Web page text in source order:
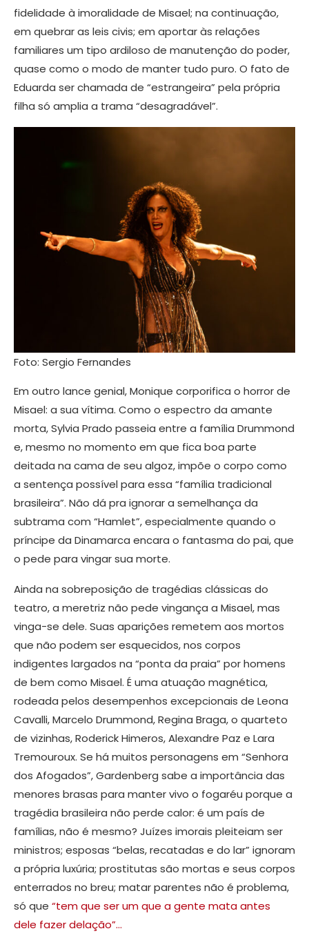
fidelidade à imoralidade de Misael; na continuação,
em quebrar as leis civis; em aportar às relações
familiares um tipo ardiloso de manutenção do poder,
quase como o modo de manter tudo puro. O fato de
Eduarda ser chamada de “estrangeira” pela própria
filha só amplia a trama “desagradável”.
Foto: Sergio Fernandes
Em outro lance genial, Monique corporifica o horror de
Misael: a sua vítima. Como o espectro da amante
morta, Sylvia Prado passeia entre a família Drummond
e, mesmo no momento em que fica boa parte
deitada na cama de seu algoz, impõe o corpo como
a sentença possível para essa “família tradicional
brasileira”. Não dá pra ignorar a semelhança da
subtrama com “Hamlet”, especialmente quando o
príncipe da Dinamarca encara o fantasma do pai, que
o pede para vingar sua morte.
Ainda na sobreposição de tragédias clássicas do
teatro, a meretriz não pede vingança a Misael, mas
vinga-se dele. Suas aparições remetem aos mortos
que não podem ser esquecidos, nos corpos
indigentes largados na “ponta da praia” por homens
de bem como Misael. É uma atuação magnética,
rodeada pelos desempenhos excepcionais de Leona
Cavalli, Marcelo Drummond, Regina Braga, o quarteto
de vizinhas, Roderick Himeros, Alexandre Paz e Lara
Tremouroux. Se há muitos personagens em “Senhora
dos Afogados”, Gardenberg sabe a importância das
menores brasas para manter vivo o fogaréu porque a
tragédia brasileira não perde calor: é um país de
famílias, não é mesmo? Juízes imorais pleiteiam ser
ministros; esposas “belas, recatadas e do lar” ignoram
a própria luxúria; prostitutas são mortas e seus corpos
enterrados no breu; matar parentes não é problema,
só que “tem que ser um que a gente mata antes
dele fazer delação”…